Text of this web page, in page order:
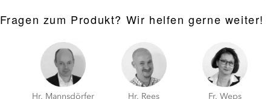
Fragen zum Produkt? Wir helfen gerne weiter!
Hr. Mannsdörfer Hr. Rees Fr. Weps